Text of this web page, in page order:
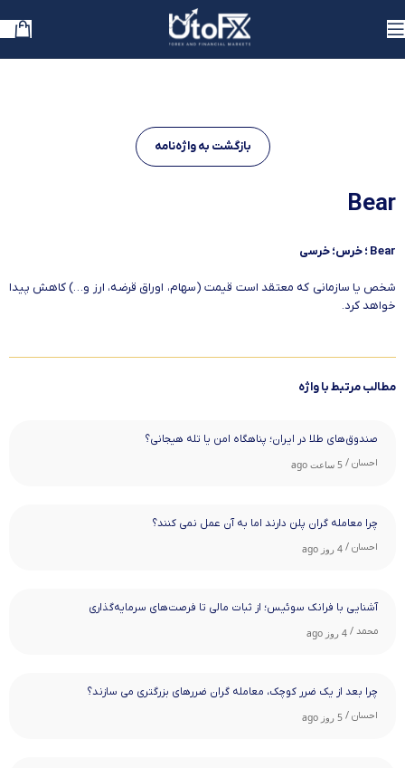
بازگشت به واژه‌نامه
Bear
Bear ؛ خرس؛ خرسی
شخص یا سازمانی که معتقد است قیمت (سهام، اوراق قرضه، ارز و…) کاهش پیدا
خواهد کرد.
مطالب مرتبط با واژه
صندوق‌های طلا در ایران؛ پناهگاه امن یا تله هیجانی؟
احسان / 5 ساعت ago
چرا معامله ‌گران پلن دارند اما به آن عمل نمی ‌کنند؟
احسان / 4 روز ago
آشنایی با فرانک سوئیس؛ از ثبات مالی تا فرصت‌های سرمایه‌گذاری
محمد / 4 روز ago
چرا بعد از یک ضرر کوچک، معامله‌ گران ضررهای بزرگتری می ‌سازند؟
احسان / 5 روز ago